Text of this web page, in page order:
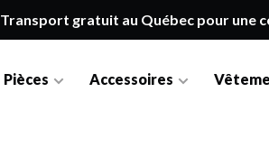
Transport gratuit au Québec pour une
Pièces Accessoires